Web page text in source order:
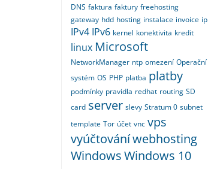
DNS faktura faktury freehosting
gateway hdd hosting instalace invoice ip
IPv4 IPv6 kernel konektivita kredit
linux Microsoft
NetworkManager ntp omezení Operační
systém OS PHP platba platby
podmínky pravidla redhat routing SD
card server slevy Stratum 0 subnet
template Tor účet vnc vps
vyúčtováníwebhosting
WindowsWindows 10